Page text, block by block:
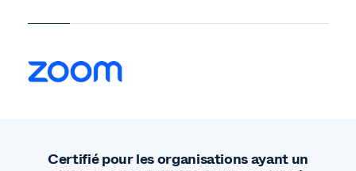
Certifié pour les organisations ayant un